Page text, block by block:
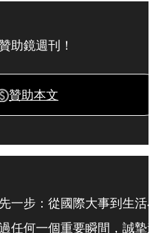
助鏡週刊！
贊助本文
一步：從國際大事到生活
任何一個重要瞬間，誠摯